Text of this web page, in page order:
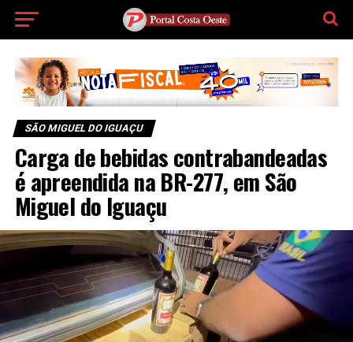
SÃO MIGUEL DO IGUAÇU
Carga de bebidas contrabandeadas
é apreendida na BR-277, em São
Miguel do Iguaçu